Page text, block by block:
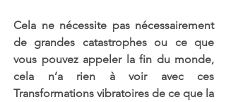
Cela ne nécessite pas nécessairement
de grandes catastrophes ou ce que
vous pouvez appeler la fin du monde,
cela n’a rien à voir avec ces
Transformations vibratoires de ce que la